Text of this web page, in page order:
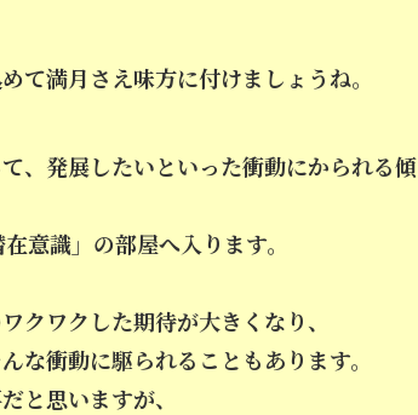
て満月さえ味方に付けましょうね。
、発展したいといった衝動にかられる傾
意識」の部屋へ入ります。
クワクした期待が大きくなり、
な衝動に駆られることもあります。
と思いますが、